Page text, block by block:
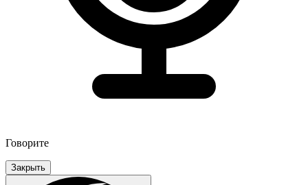
Говорите
Закрыть